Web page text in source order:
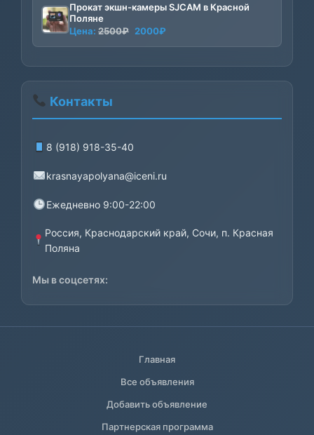
Прокат экшн-камеры SJCAM в Красной
Поляне
Цена: 2500₽ Первоначальная
2000₽
Контакты
8 (918) 918-35-40
krasnayapolyana@iceni.ru
Ежедневно 9:00-22:00
Россия, Краснодарский край, Сочи, п. Красная
Поляна
Мы в соцсетях:
Главная
Все объявления
Добавить объявление
Партнерская программа